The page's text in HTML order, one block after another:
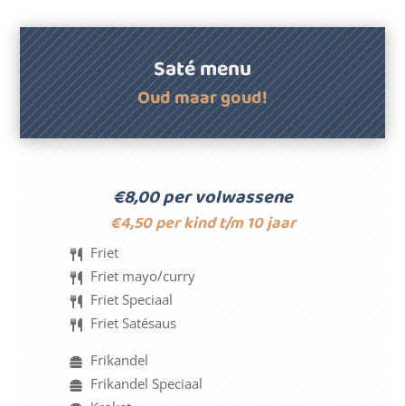
Saté menu
Oud maar goud!
€8,00 per volwassene
€4,50 per kind t/m 10 jaar
Friet
Friet mayo/curry
Friet Speciaal
Friet Satésaus
Frikandel
Frikandel Speciaal